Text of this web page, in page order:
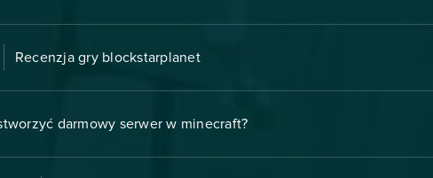
Recenzja gry blockstarplanet
darmowy serwer w minecraft?